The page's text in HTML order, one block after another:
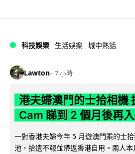
科技娛樂 生活娛樂 城中熱話
Lawton 7 小時
港夫婦澳門的士拾相機
Cam 睇到 2 個月後再
一對香港夫婦今年 5 月遊澳門乘的士
池，拾遺不報並帶返香港自用。兩人